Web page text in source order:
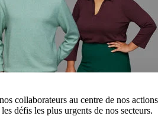
collaborateurs au centre de nos
défis les plus urgents de nos secteurs.